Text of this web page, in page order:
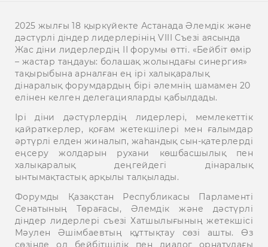
2025 жылғы 18 қыркүйекте Астанада Әлемдік және
дәстүрлі діндер лидерлерінің VIII Съезі аясында
Жас діни лидерлердің ІІ форумы өтті. «Бейбіт өмір
– жастар таңдауы: болашақ жолындағы синергия»
тақырыбына арналған ең ірі халықаралық
дінаралық форумдардың бірі әлемнің шамамен 20
елінен келген делегацияларды қабылдады.
Ірі діни дәстүрлердің лидерлері, мемлекеттік
қайраткерлер, қоғам жетекшілері мен ғалымдар
әртүрлі елден жиналып, жаһандық сын-қатерлерді
еңсеру жолдарын рухани көшбасшылық пен
халықаралық деңгейдегі дінаралық
ынтымақтастық арқылы талқылады.
Форумды Қазақстан Республикасы Парламенті
Сенатының Төрағасы, Әлемдік және дәстүрлі
діндер лидерлері съезі Хатшылығының жетекшісі
Мәулен Әшімбаевтың құттықтау сөзі ашты. Өз
сөзінде ол бейбітшілік пен диалог орнатудағы